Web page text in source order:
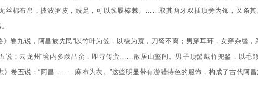
棉布帛，披波罗皮，跣足，可以践履榛棘。……取其两牙双插顶旁为饰，又条其
卷九说，阿昌族先民“以竹叶为笠，以棱为蓑，刀弩不离；男穿耳环，女穿杂缝，
：云龙州“境内多峨昌蛮，即寻传蛮……散居山壑间。男子顶髻戴竹兜鍪，以毛
卷五说：“阿昌，……麻布为衣。”这些明显带有游猎特色的服饰，构成了古代阿昌